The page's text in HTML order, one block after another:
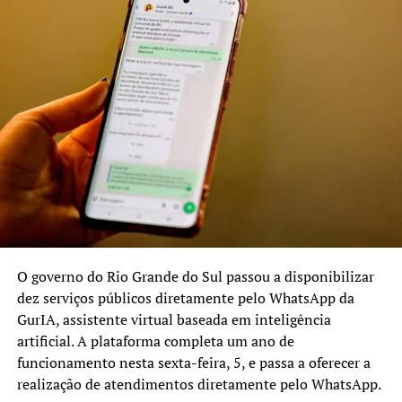
reconstrução, adaptação e resiliência climática do Estado
que busca planejar, coordenar e executar ações para
enfrentar as consequências sociais, econômicas e
ambientais da enchente histórica. Com isso, chega a R$
1,49 bilhão o total de investimentos por meio do plano.
De natureza transversal, o Programa de Desassoreamento
será coordenado pela Sema e pela Sedur.
A iniciativa será implementada em dois eixos principais:
o eixo 1, que trata de pequenos recursos hídricos, e o 2,
que foca em recursos hídricos de médio e grande porte. O
aporte de R$ 300 milhões será destinado para projetos do
eixo 1, que envolve a cooperação entre Estado e
municípios. Já o eixo 2 contará com ações diretas por
parte do Estado.
As prefeituras interessadas poderão pleitear recursos
mediante o cadastramento de projetos, com prioridade
O governo do Rio Grande do Sul passou a disponibilizar
dez serviços públicos diretamente pelo WhatsApp da
GurIA, assistente virtual baseada em inteligência
artificial. A plataforma completa um ano de
funcionamento nesta sexta-feira, 5, e passa a oferecer a
realização de atendimentos diretamente pelo WhatsApp.